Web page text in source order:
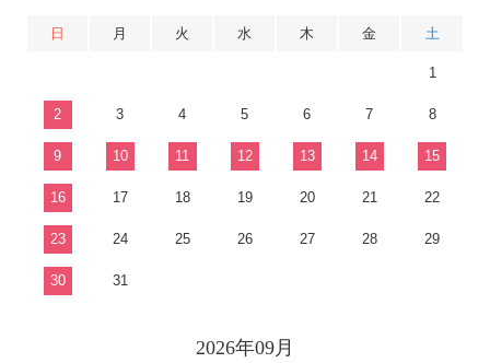
日 月 火 水 木 金 土
1
2 3 4 5 6 7 8
9 10 11 12 13 14 15
16 17 18 19 20 21 22
23 24 25 26 27 28 29
30 31
2026年09月